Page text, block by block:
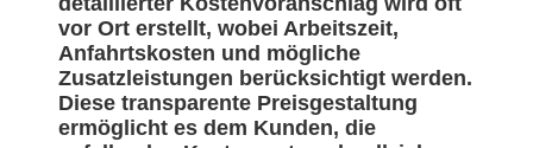
vor Ort erstellt, wobei Arbeitszeit,
Anfahrtskosten und mögliche
Zusatzleistungen berücksichtigt werden.
Diese transparente Preisgestaltung
ermöglicht es dem Kunden, die